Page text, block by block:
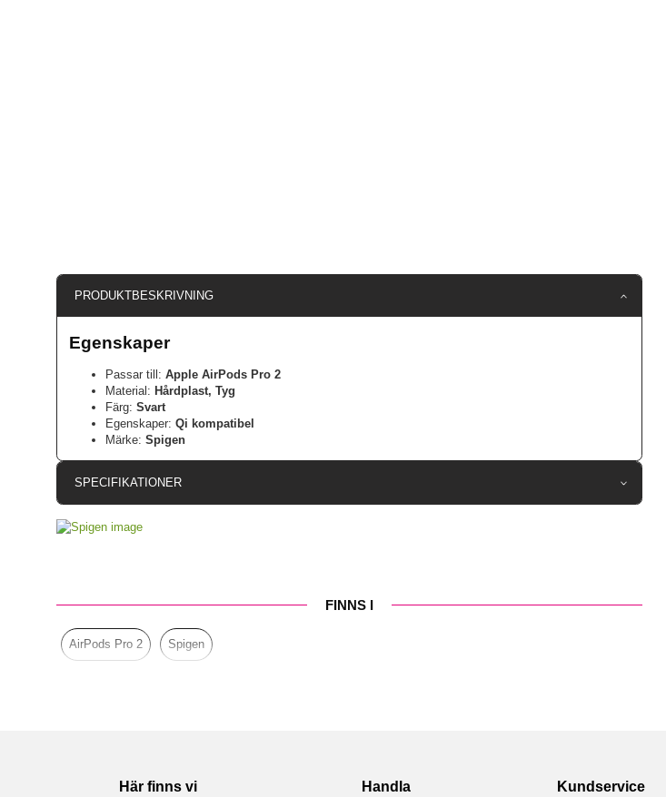
PRODUKTBESKRIVNING
Egenskaper
Passar till: Apple AirPods Pro 2
Material: Hårdplast, Tyg
Färg: Svart
Egenskaper: Qi kompatibel
Märke: Spigen
SPECIFIKATIONER
Egenskaper Trådlös laddning-kompatibel
Färg
Material
FINNS I
AirPods Pro 2 Spigen
Här finns vi Handla Kundservice